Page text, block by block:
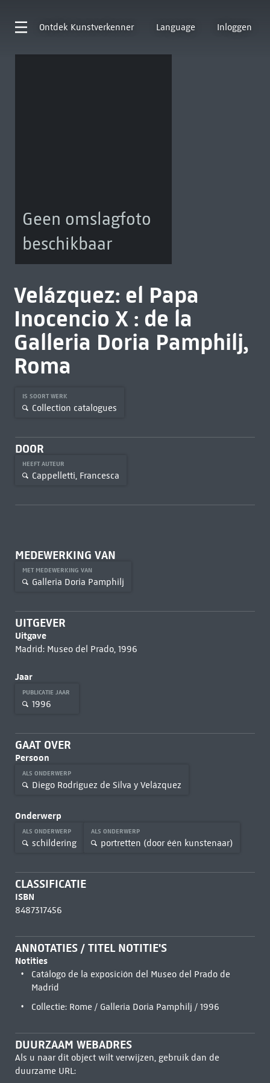
Ontdek Kunstverkenner Language Inloggen
Geen omslagfoto
beschikbaar
Velázquez: el Papa
Inocencio X : de la
Galleria Doria Pamphilj,
Roma
IS SOORT WERK
Collection catalogues
DOOR
HEEFT AUTEUR
Cappelletti, Francesca
MEDEWERKING VAN
MET MEDEWERKING VAN
Galleria Doria Pamphilj
UITGEVER
Uitgave
Madrid: Museo del Prado, 1996
Jaar
PUBLICATIE JAAR
1996
GAAT OVER
Persoon
ALS ONDERWERP
Diego Rodriguez de Silva y Velázquez
Onderwerp
ALS ONDERWERP
schildering
ALS ONDERWERP
portretten (door één kunstenaar)
CLASSIFICATIE
ISBN
8487317456
ANNOTATIES / TITEL NOTITIE'S
Notities
Catálogo de la exposición del Museo del Prado de
Madrid
Collectie: Rome / Galleria Doria Pamphilj / 1996
DUURZAAM WEBADRES
Als u naar dit object wilt verwijzen, gebruik dan de
duurzame URL: